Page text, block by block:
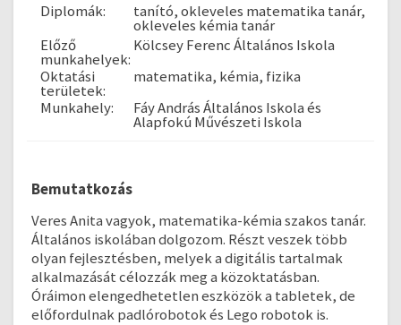
Diplomák:
tanító, okleveles matematika tanár,
okleveles kémia tanár
Előző
munkahelyek:
Kölcsey Ferenc Általános Iskola
Oktatási
területek:
matematika, kémia, fizika
Munkahely:
Fáy András Általános Iskola és
Alapfokú Művészeti Iskola
Bemutatkozás
Veres Anita vagyok, matematika-kémia szakos tanár.
Általános iskolában dolgozom. Részt veszek több
olyan fejlesztésben, melyek a digitális tartalmak
alkalmazását célozzák meg a közoktatásban.
Óráimon elengedhetetlen eszközök a tabletek, de
előfordulnak padlórobotok és Lego robotok is.